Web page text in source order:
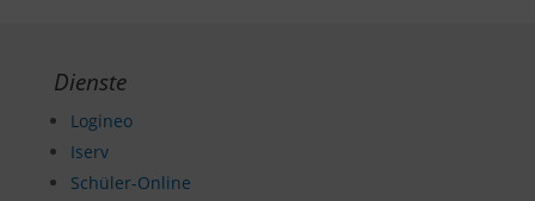
Dienste
Logineo
Iserv
Schüler-Online